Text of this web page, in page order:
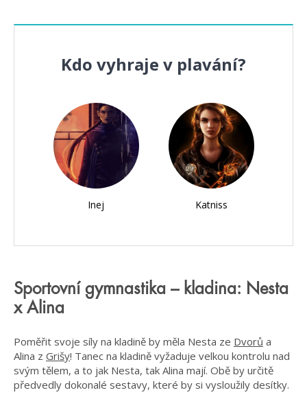
Kdo vyhraje v plavání?
Inej Katniss
Sportovní gymnastika – kladina: Nesta
x Alina
Poměřit svoje síly na kladině by měla Nesta ze Dvorů a
Alina z Grišy! Tanec na kladině vyžaduje velkou kontrolu nad
svým tělem, a to jak Nesta, tak Alina mají. Obě by určitě
předvedly dokonalé sestavy, které by si vysloužily desítky.